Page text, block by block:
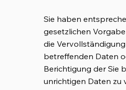
Sie haben
gesetzlichen
die Vervollständigung
betreffenden Daten
Berichtigung der Sie
unrichtigen Daten zu